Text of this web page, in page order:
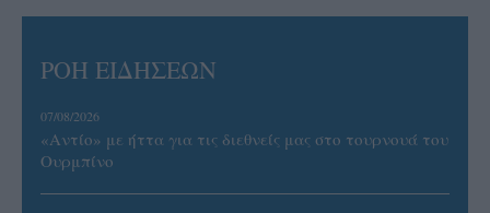
ΡΟΗ ΕΙΔΗΣΕΩΝ
07/08/2026
«Αντίο» με ήττα για τις διεθνείς μας στο τουρνουά του
Ουρμπίνο